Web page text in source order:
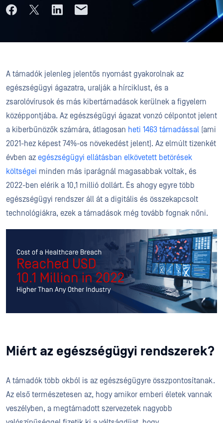
A támadók jelenleg jelentős nyomást gyakorolnak az
egészségügyi ágazatra, uralják a hírciklust, és a
zsarolóvírusok és más kibertámadások kerülnek a figyelem
középpontjába. Az egészségügyi ágazat vonzó célpontot jelent
a kiberbűnözők számára, átlagosan heti 1463 támadással (ami
2021-hez képest 74%-os növekedést jelent). Az elmúlt tizenkét
évben az egészségügyi ellátásban elkövetett betörések
költségei minden más iparágnál magasabbak voltak, és
2022-ben elérik a 10,1 millió dollárt. És ahogy egyre több
egészségügyi rendszer áll át a digitális és összekapcsolt
technológiákra, ezek a támadások még tovább fognak nőni.
Miért az egészségügyi rendszerek?
A támadók több okból is az egészségügyre összpontosítanak.
Az első természetesen az, hogy amikor emberi életek vannak
veszélyben, a megtámadott szervezetek nagyobb